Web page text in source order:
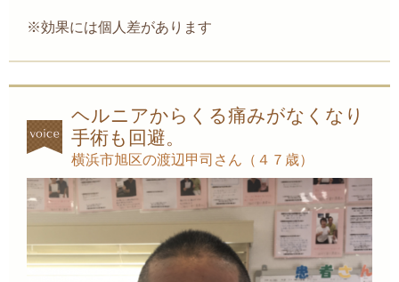
※効果には個人差があります
ヘルニアからくる痛みがなくなり
手術も回避。
横浜市旭区の渡辺甲司さん（４７歳）